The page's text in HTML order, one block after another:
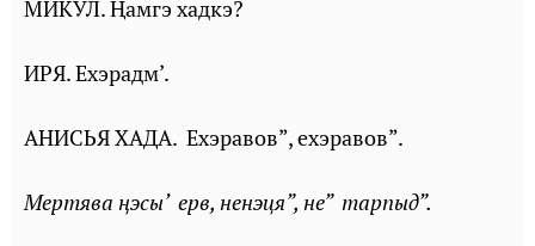
МИКУЛ. Ңамгэ хадкэ?
ИРЯ. Ехэрадм’.
АНИСЬЯ ХАДА. Ехэравов”, ехэравов”.
Мертява ңэсы’ ерв, ненэця”, не” тарпыд”.